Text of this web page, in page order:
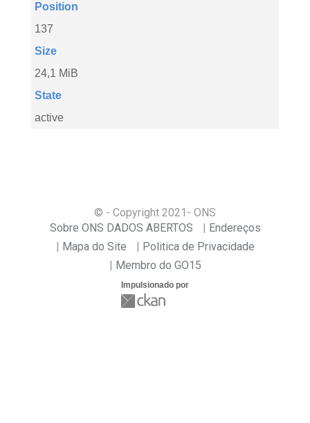
Position
137
Size
24,1 MiB
State
active
© - Copyright 2021 - ONS
Sobre ONS DADOS ABERTOS
Endereços
Mapa do Site
Politica de Privacidade
Membro do GO15
Impulsionado por